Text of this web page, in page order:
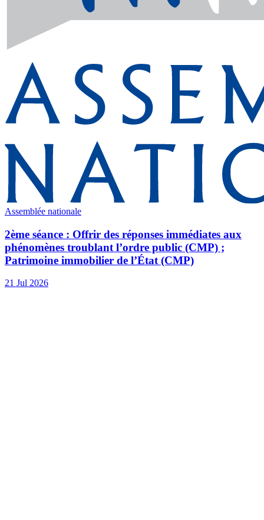
Assemblée nationale
2ème séance : Offrir des réponses immédiates aux
phénomènes troublant l’ordre public (CMP) ;
Patrimoine immobilier de l’État (CMP)
21 Jul 2026